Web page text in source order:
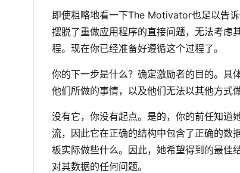
即使粗略地看一下The Motivator也足以告
摆脱了重做应用程序的直接问题，无法考虑
程。现在你已经准备好遵循这个过程了。
你的下一步是什么？确定激励者的目的。具
他们所做的事情，以及他们无法以其他方式
没有它，你没有起点。是的，你的前任知
流，因此它在正确的结构中包含了正确的数
板实际做些什么。因此，她希望得到的最佳
对其数据的任何问题。